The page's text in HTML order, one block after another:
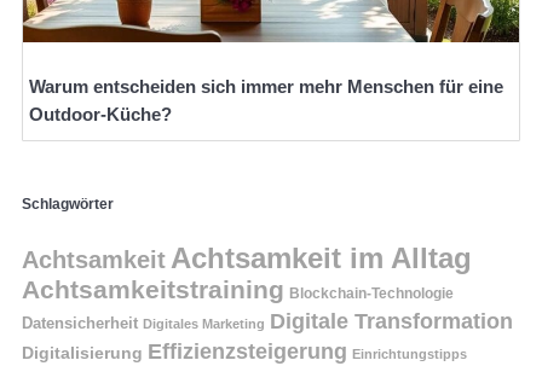
Warum entscheiden sich immer mehr Menschen für eine
Outdoor-Küche?
Schlagwörter
Achtsamkeit Achtsamkeit im Alltag
Achtsamkeitstraining Blockchain-Technologie
Datensicherheit Digitales Marketing Digitale Transformation
Digitalisierung Effizienzsteigerung Einrichtungstipps